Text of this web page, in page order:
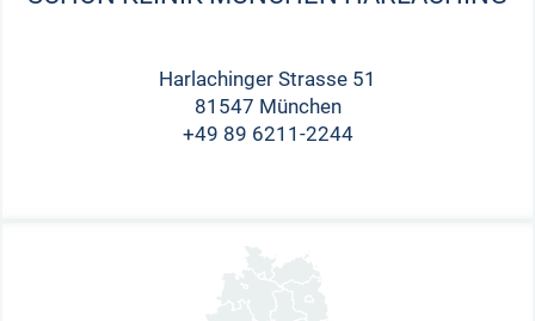
Harlachinger Strasse 51
81547 München
+49 89 6211-2244